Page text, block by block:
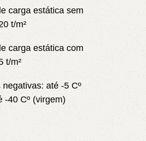
carga estática sem
t/m²
carga estática com
t/m²
negativas: até -5 Cº
-40 Cº (virgem)